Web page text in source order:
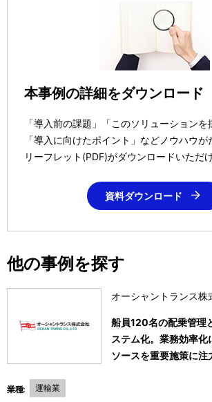
本事例の詳細をダウンロード
「導入前の課題」「このソリューションを
「導入に向けたポイント」などノウハウ
リーフレット(PDF)がダウンロードいただけ
資料ダウンロード
他の事例を探す
オーシャントランス株
船員120名の配乗管理
ステム化。業務効率化
ソースを重要施策に注
業種: 運輸業